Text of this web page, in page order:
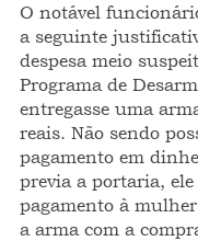
O notável
a seguinte
despesa meio
Programa de
entregasse uma
reais. Não sendo
pagamento em
previa a portaria, ele
pagamento à
a arma com a